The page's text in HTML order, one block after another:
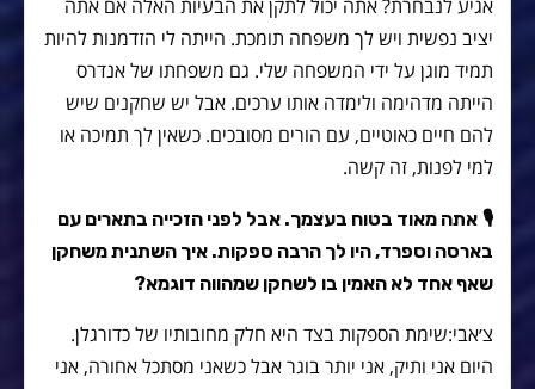
אגיע לנבחרת? אתה יכול לתקן את הבעיות האלה אם אתה
יציב נפשית ויש לך משפחה תומכת. הייתה לי הזדמנות להיות
תמיד מוגן על ידי המשפחה שלי. גם משפחתו של אנדרס
הייתה מדהימה ולימדה אותו ערכים. אבל יש שחקנים שיש
להם חיים כאוטיים, עם הורים מסובכים. כשאין לך תמיכה או
למי לפנות, זה קשה.
🎙 אתה מאוד בטוח בעצמך. אבל לפני הזכייה בתארים עם
בארסה וספרד, היו לך הרבה ספקות. איך השתנית משחקן
שאף אחד לא האמין בו לשחקן שמהווה דוגמא?
צ׳אבי:שימת הספקות בצד היא חלק מחובותיו של כדורגלן.
היום אני ותיק, אני יותר בוגר אבל כשאני מסתכל אחורה, אני